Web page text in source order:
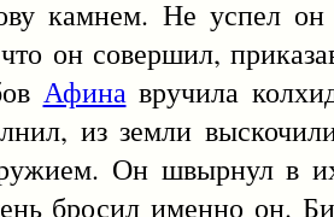
камнем. Не успел
он совершил,
Афинавручила
из земли
Он швырнул в
бросил именно он.